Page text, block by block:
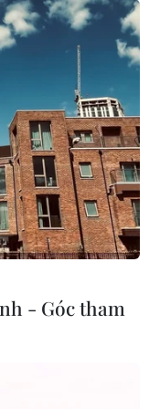
- Góc tham